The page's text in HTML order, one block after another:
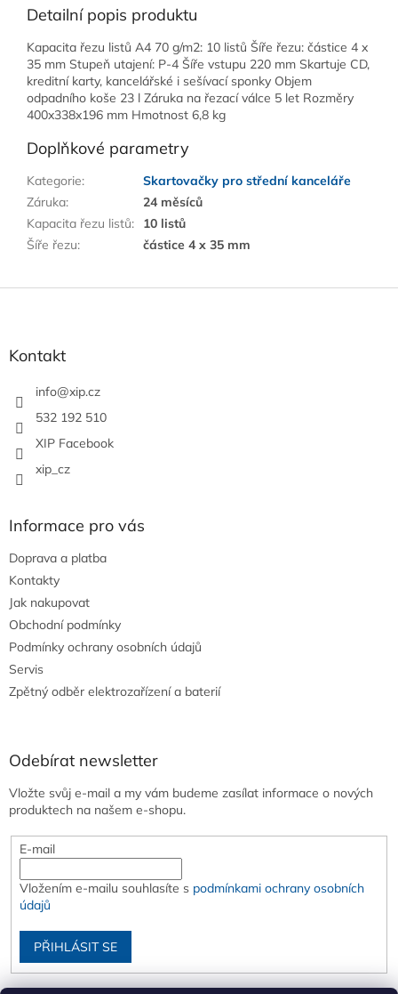
Detailní popis produktu
Kapacita řezu listů A4 70 g/m2: 10 listů Šíře řezu: částice 4 x
35 mm Stupeň utajení: P-4 Šíře vstupu 220 mm Skartuje CD,
kreditní karty, kancelářské i sešívací sponky Objem
odpadního koše 23 l Záruka na řezací válce 5 let Rozměry
400x338x196 mm Hmotnost 6,8 kg
Doplňkové parametry
Kategorie:
Skartovačky pro střední kanceláře
Záruka:
24 měsíců
Kapacita řezu listů:
10 listů
Šíře řezu: částice 4 x 35 mm
Kontakt
info@xip.cz
532 192 510
XIP Facebook
xip_cz
Informace pro vás
Doprava a platba
Kontakty
Jak nakupovat
Obchodní podmínky
Podmínky ochrany osobních údajů
Servis
Zpětný odběr elektrozařízení a baterií
Odebírat newsletter
Vložte svůj e-mail a my vám budeme zasílat informace o nových
produktech na našem e-shopu.
E-mail
Vložením e-mailu souhlasíte s podmínkami ochrany osobních
údajů
PŘIHLÁSIT SE